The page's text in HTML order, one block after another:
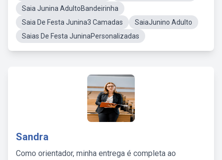
Saia Junina AdultoBandeirinha
Saia De Festa Junina3 Camadas
SaiaJunino Adulto
Saias De Festa JuninaPersonalizadas
Sandra
Como orientador, minha entrega é completa ao